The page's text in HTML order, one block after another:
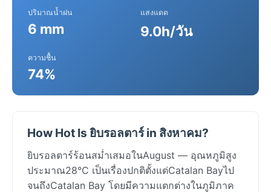
ปริมาณน้ำฝน
6 mm
แสงแดด
9.0h/วัน
ความชื้น
74%
How Hot Is ยิบรอลตาร์ in สิงหาคม?
ยิบรอลตาร์ร้อนสม่ำเสมอในAugust — อุณหภูมิสูง
ประมาณ28°C เป็นเรื่องปกติตั้งแต่Catalan Bayไป
จนถึงCatalan Bay โดยมีความแตกต่างในภูมิภาค